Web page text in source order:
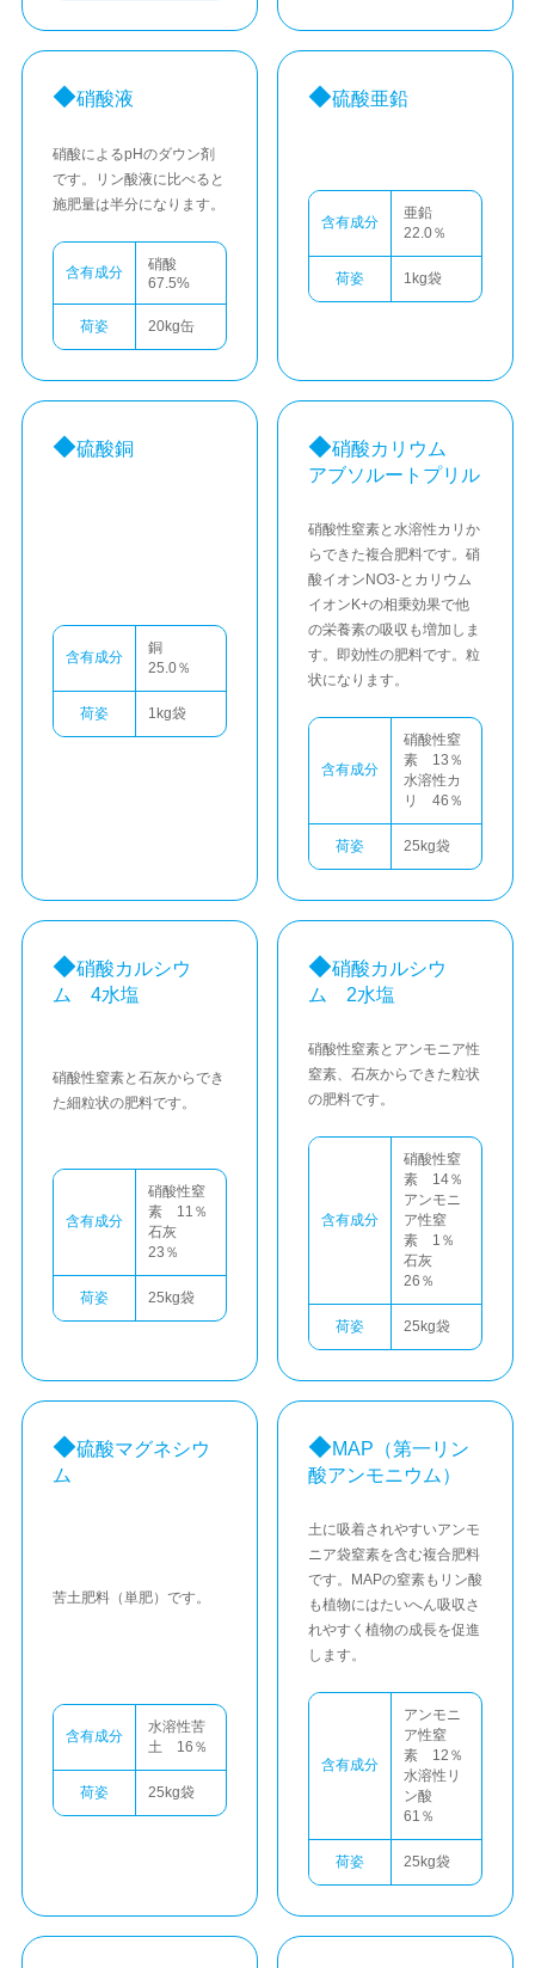
硝酸液
硝酸によるpHのダウン剤
です。リン酸液に比べると
施肥量は半分になります。
含有成分
硝酸
67.5%
荷姿 20kg缶
硫酸亜鉛
含有成分
亜鉛
22.0％
荷姿 1kg袋
硫酸銅
含有成分
銅
25.0％
荷姿 1kg袋
硝酸カリウム
アブソルートプリル
硝酸性窒素と水溶性カリか
らできた複合肥料です。硝
酸イオンNO3-とカリウム
イオンK+の相乗効果で他
の栄養素の吸収も増加しま
す。即効性の肥料です。粒
状になります。
含有成分
硝酸性窒
素 13％
水溶性カ
リ 46％
荷姿 25kg袋
硝酸カルシウ
ム 4水塩
硝酸性窒素と石灰からでき
た細粒状の肥料です。
含有成分
硝酸性窒
素 11％
石灰
23％
荷姿 25kg袋
硝酸カルシウ
ム 2水塩
硝酸性窒素とアンモニア性
窒素、石灰からできた粒状
の肥料です。
含有成分
硝酸性窒
素 14％
アンモニ
ア性窒
素 1％
石灰
26％
荷姿 25kg袋
硫酸マグネシウ
ム
苦土肥料（単肥）です。
含有成分
水溶性苦
土 16％
荷姿 25kg袋
MAP （第一リン
酸アンモニウム）
土に吸着されやすいアンモ
ニア袋窒素を含む複合肥料
です。MAPの窒素もリン酸
も植物にはたいへん吸収さ
れやすく植物の成長を促進
します。
含有成分
アンモニ
ア性窒
素 12％
水溶性リ
ン酸
61％
荷姿 25kg袋